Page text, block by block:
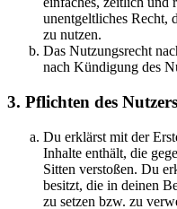
unentgeltliches Recht,
zu nutzen.
Das Nutzungsrecht
nach Kündigung des
3. Pflichten des Nutzers
Du erklärst mit der
Inhalte enthält, die
Sitten verstoßen. Du
besitzt, die in deinen
zu setzen bzw. zu